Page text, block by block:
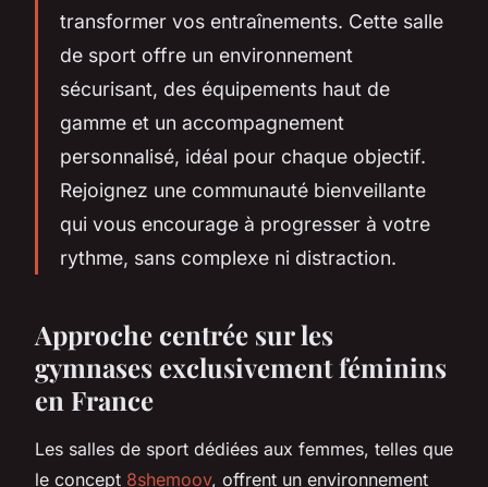
transformer vos entraînements. Cette salle
de sport offre un environnement
sécurisant, des équipements haut de
gamme et un accompagnement
personnalisé, idéal pour chaque objectif.
Rejoignez une communauté bienveillante
qui vous encourage à progresser à votre
rythme, sans complexe ni distraction.
Approche centrée sur les
gymnases exclusivement féminins
en France
Les salles de sport dédiées aux femmes, telles que
le concept 8shemoov, offrent un environnement